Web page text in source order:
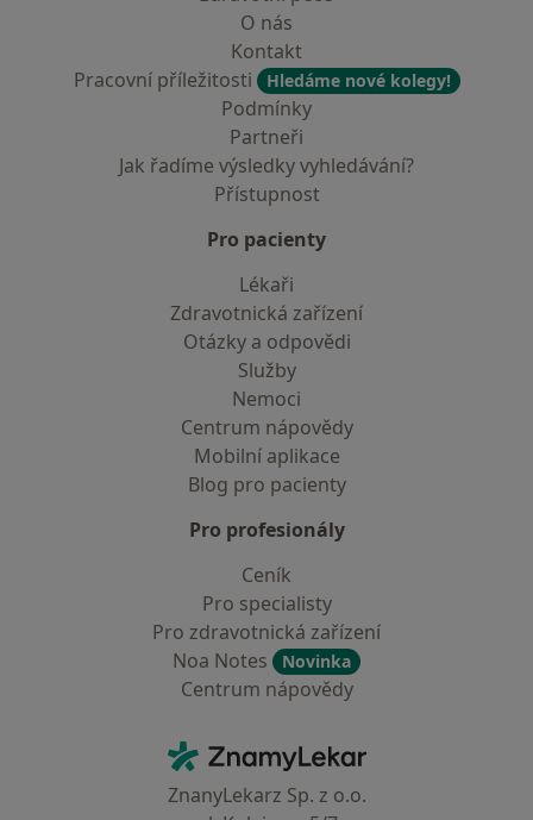
O nás
Kontakt
Pracovní příležitosti
Hledáme nové kolegy!
Podmínky
Partneři
Jak řadíme výsledky vyhledávání?
Přístupnost
Pro pacienty
Lékaři
Zdravotnická zařízení
Otázky a odpovědi
Služby
Nemoci
Centrum nápovědy
Mobilní aplikace
Blog pro pacienty
Pro profesionály
Ceník
Pro specialisty
Pro zdravotnická zařízení
Noa Notes
Novinka
Centrum nápovědy
ZnamyLekar - Hlavní stránka
ZnanyLekarz Sp. z o.o.